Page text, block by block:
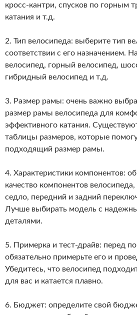
кросс-кантри, спусков по горным
катания и т.д.
2. Тип велосипеда: выберите тип
соответствии с его назначением.
велосипед, горный велосипед,
гибридный велосипед и т.д.
3. Размер рамы: очень важно
размер рамы велосипеда для
эффективного катания.
таблицы размеров, которые
подходящий размер рамы.
4. Характеристики компонентов:
качество компонентов велосипеда,
седло, передний и задний
Лучше выбирать модель с
деталями.
5. Примерка и тест-драйв: перед
обязательно примерьте его и
Убедитесь, что велосипед
для вас и катается плавно.
6. Бюджет: определите свой